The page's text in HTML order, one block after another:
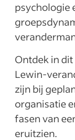
psychologie
Ontdek in
Lewin-
zijn bij
organisatie
fasen van
eruitzien.